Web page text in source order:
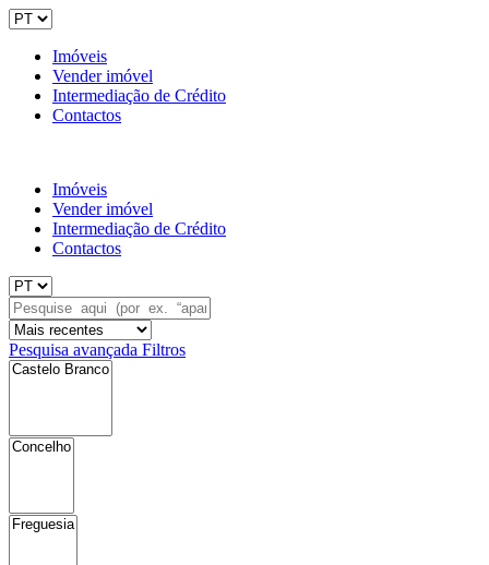
Imóveis
Vender imóvel
Intermediação de Crédito
Contactos
Imóveis
Vender imóvel
Intermediação de Crédito
Contactos
Pesquisa avançada Filtros